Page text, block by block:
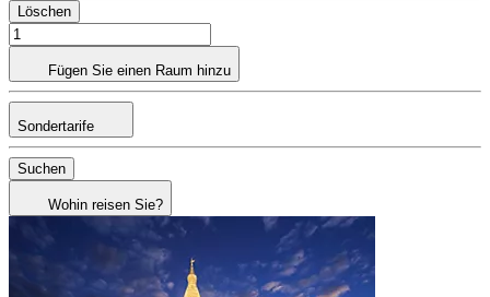
Löschen
Fügen Sie einen Raum hinzu
Sondertarife
Suchen
Wohin reisen Sie?